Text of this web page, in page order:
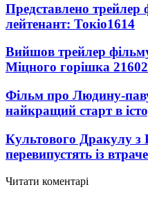
Представлено
лейтенант: Токіо1614
Вийшов трейлер
Міцного горішка 21602
Фільм про Людину-
найкращий старт в
Культового Дракулу з
перевипустять із
Читати коментарі